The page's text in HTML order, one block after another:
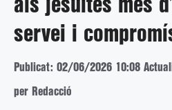
als jesuïtes més
servei i
Publicat: 02/06/2026 10:08
per Redacció